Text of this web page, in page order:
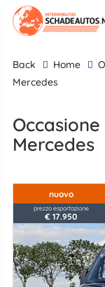
back Home
Mercedes
occasione veicoli commerciali
Mercedes
nuovo
prezzo esportazione
€ 17.950